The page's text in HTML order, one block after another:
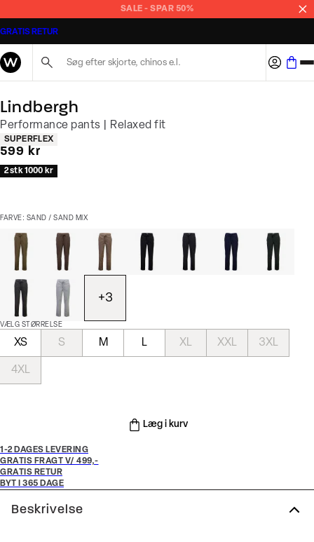
SALE - SPAR 50%
GRATIS RETUR
Lindbergh
Performance pants | Relaxed fit
Produkt egenskaber
SUPERFLEX
I alt (inkl. rabat)
599 kr
2 stk 1000 kr
FARVE: SAND / SAND MIX
+3
VÆLG STØRRELSE
XS S M L XL XXL 3XL
4XL
Læg i kurv
1-2 DAGES LEVERING
GRATIS FRAGT V/ 499,-
GRATIS RETUR
BYT I 365 DAGE
Beskrivelse